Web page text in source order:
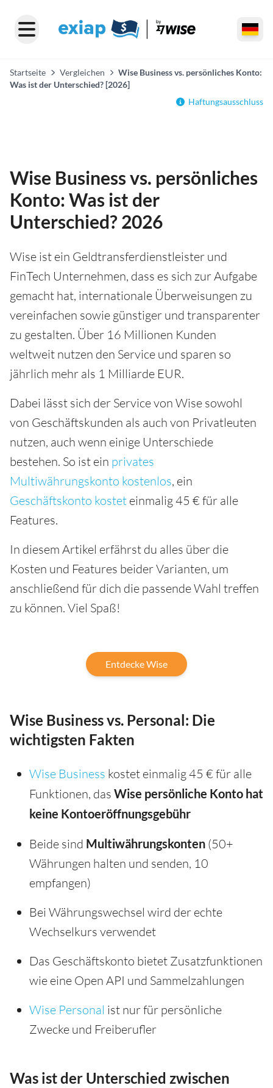
Startseite Vergleichen
Wise Business vs. persönliches Konto:
Was ist der Unterschied? [2026]
Haftungsausschluss
Wise Business vs. persönliches
Konto: Was ist der
Unterschied? 2026
Wise ist ein Geldtransferdienstleister und
FinTech Unternehmen, dass es sich zur Aufgabe
gemacht hat, internationale Überweisungen zu
vereinfachen sowie günstiger und transparenter
zu gestalten. Über 16 Millionen Kunden
weltweit nutzen den Service und sparen so
jährlich mehr als 1 Milliarde EUR.
Dabei lässt sich der Service von Wise sowohl
von Geschäftskunden als auch von Privatleuten
nutzen, auch wenn einige Unterschiede
bestehen. So ist ein privates
Multiwährungskonto kostenlos, ein
Geschäftskonto kostet einmalig 45 € für alle
Features.
In diesem Artikel erfährst du alles über die
Kosten und Features beider Varianten, um
anschließend für dich die passende Wahl treffen
zu können. Viel Spaß!
Entdecke Wise
Wise Business vs. Personal: Die
wichtigsten Fakten
Wise Business kostet einmalig 45 € für alle
Funktionen, das Wise persönliche Konto hat
keine Kontoeröffnungsgebühr
Beide sind Multiwährungskonten (50+
Währungen halten und senden, 10
empfangen)
Bei Währungswechsel wird der echte
Wechselkurs verwendet
Das Geschäftskonto bietet Zusatzfunktionen
wie eine Open API und Sammelzahlungen
Wise Personal ist nur für persönliche
Zwecke und Freiberufler
Was ist der Unterschied zwischen